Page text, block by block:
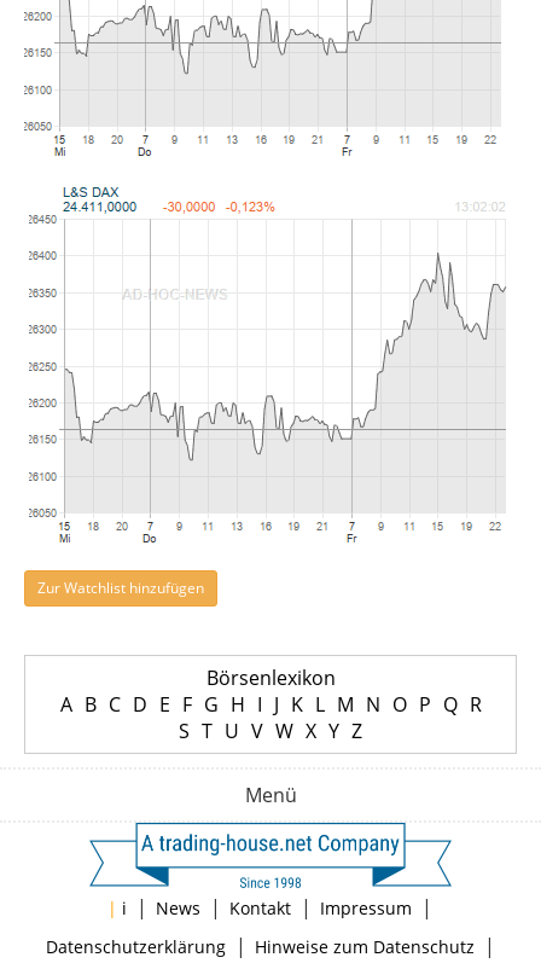
Zur Watchlist hinzufügen
Börsenlexikon
A B C D E F G H I J K L M N O P Q R
S T U V W X Y Z
Menü
| i | News | Kontakt | Impressum |
Datenschutzerklärung| Hinweise zum Datenschutz |